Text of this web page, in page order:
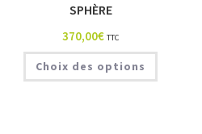
SPHÈRE
370,00€ TTC
Choix des options